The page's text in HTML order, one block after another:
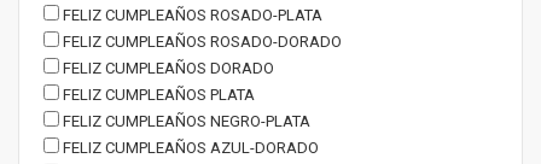
FELIZ CUMPLEAÑOS ROSADO-PLATA
FELIZ CUMPLEAÑOS ROSADO-DORADO
FELIZ CUMPLEAÑOS DORADO
FELIZ CUMPLEAÑOS PLATA
FELIZ CUMPLEAÑOS NEGRO-PLATA
FELIZ CUMPLEAÑOS AZUL-DORADO